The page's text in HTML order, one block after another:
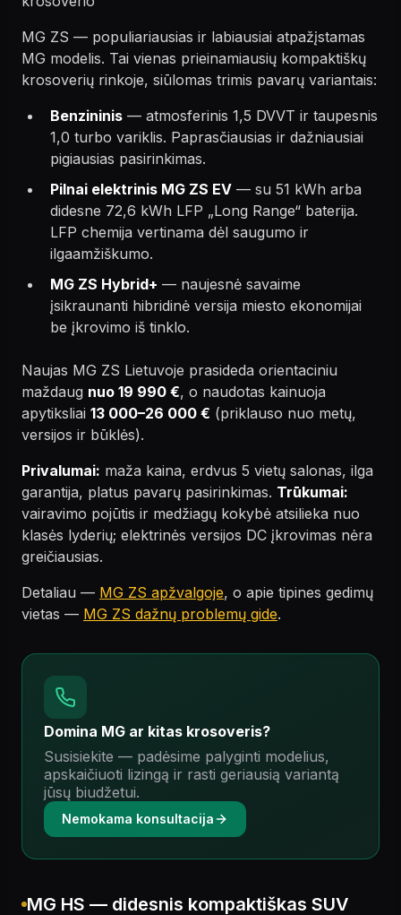
MG ZS — populiariausias ir labiausiai atpažįstamas
MG modelis. Tai vienas prieinamiausių kompaktiškų
krosoverių rinkoje, siūlomas trimis pavarų variantais:
Benzininis — atmosferinis 1,5 DVVT ir taupesnis
1,0 turbo variklis. Paprasčiausias ir dažniausiai
pigiausias pasirinkimas.
Pilnai elektrinis MG ZS EV — su 51 kWh arba
didesne 72,6 kWh LFP „Long Range“ baterija.
LFP chemija vertinama dėl saugumo ir
ilgaamžiškumo.
MG ZS Hybrid+ — naujesnė savaime
įsikraunanti hibridinė versija miesto ekonomijai
be įkrovimo iš tinklo.
Naujas MG ZS Lietuvoje prasideda orientaciniu
maždaug nuo 19 990 €, o naudotas kainuoja
apytiksliai 13 000–26 000 € (priklauso nuo metų,
versijos ir būklės).
Privalumai: maža kaina, erdvus 5 vietų salonas, ilga
garantija, platus pavarų pasirinkimas. Trūkumai:
vairavimo pojūtis ir medžiagų kokybė atsilieka nuo
klasės lyderių; elektrinės versijos DC įkrovimas nėra
greičiausias.
Detaliau — MG ZS apžvalgoje, o apie tipines gedimų
vietas — MG ZS dažnų problemų gide.
Domina MG ar kitas krosoveris?
Susisiekite — padėsime palyginti modelius,
apskaičiuoti lizingą ir rasti geriausią variantą
jūsų biudžetui.
Nemokama konsultacija
MG HS — didesnis kompaktiškas SUV